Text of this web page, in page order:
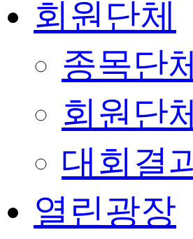
회원단체
종목단
회원단
대회결
열린광장